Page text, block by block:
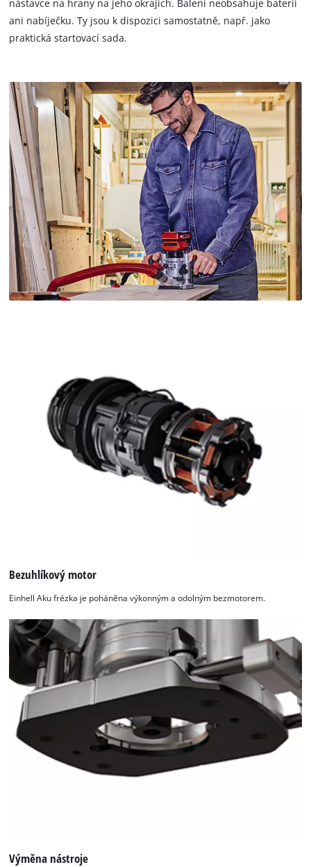
nástavce na hrany na jeho okrajích. Balení neobsahuje baterii
ani nabíječku. Ty jsou k dispozici samostatně, např. jako
praktická startovací sada.
Bezuhlíkový motor
Einhell Aku frézka je poháněna výkonným a odolným bezmotorem.
Výměna nástroje